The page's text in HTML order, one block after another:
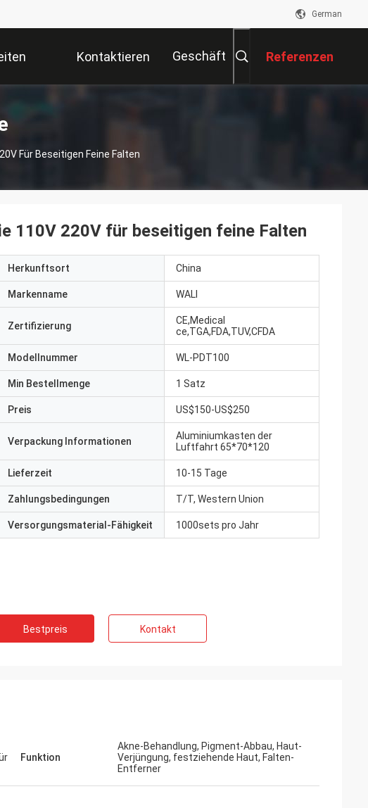
German
Kontaktieren Geschäft Referenzen
Für Beseitigen Feine Falten
110V 220V für beseitigen feine Falten
Herkunftsort China
Markenname WALI
Zertifizierung
CE,Medical
ce,TGA,FDA,TUV,CFDA
Modellnummer WL-PDT100
Min Bestellmenge 1 Satz
Preis US$150-US$250
Verpackung Informationen
Aluminiumkasten der
Luftfahrt 65*70*120
Lieferzeit 10-15 Tage
Zahlungsbedingungen T/T, Western Union
Versorgungsmaterial-Fähigkeit 1000sets pro Jahr
Bestpreis Kontakt
Funktion
Akne-Behandlung, Pigment-Abbau, Haut-
Verjüngung, festziehende Haut, Falten-
Entferner